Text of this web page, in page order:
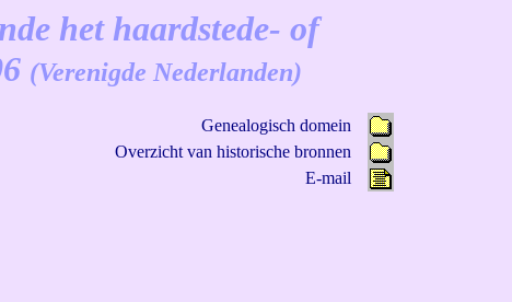
het haardstede- of
(Verenigde Nederlanden)
Genealogisch domein
Overzicht van historische bronnen
E-mail